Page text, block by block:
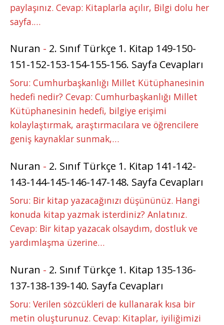
paylaşınız. Cevap: Kitaplarla açılır, Bilgi dolu her
sayfa.…
Nuran - 2. Sınıf Türkçe 1. Kitap 149-150-
151-152-153-154-155-156. Sayfa Cevapları
Soru: Cumhurbaşkanlığı Millet Kütüphanesinin
hedefi nedir? Cevap: Cumhurbaşkanlığı Millet
Kütüphanesinin hedefi, bilgiye erişimi
kolaylaştırmak, araştırmacılara ve öğrencilere
geniş kaynaklar sunmak,…
Nuran - 2. Sınıf Türkçe 1. Kitap 141-142-
143-144-145-146-147-148. Sayfa Cevapları
Soru: Bir kitap yazacağınızı düşününüz. Hangi
konuda kitap yazmak isterdiniz? Anlatınız.
Cevap: Bir kitap yazacak olsaydım, dostluk ve
yardımlaşma üzerine…
Nuran - 2. Sınıf Türkçe 1. Kitap 135-136-
137-138-139-140. Sayfa Cevapları
Soru: Verilen sözcükleri de kullanarak kısa bir
metin oluşturunuz. Cevap: Kitaplar, iyiliğimizi